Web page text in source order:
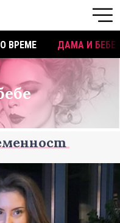
ВРЕМЕ ДАМА И БЕБЕ